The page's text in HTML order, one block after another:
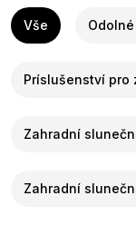
Vše
Príslušenství pro
Zahradní
Zahradní